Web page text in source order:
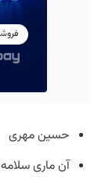
حسین مهری
آن ماری سلامه